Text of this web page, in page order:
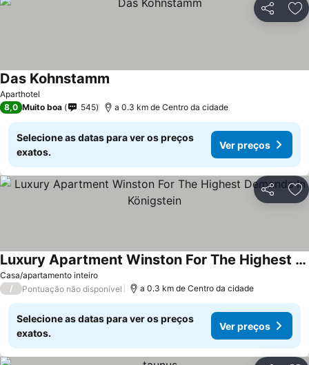
Partilhar
Aparthotel
Das Kohnstamm
8,0 Muito boa 545 a 0.3 km de Centro da cidade
Selecione as datas para ver os preços
exatos.
Ver preços
Partilhar
Casa/apartamento inteiro
Luxury Apartment Winston For The Highest Demands In Königstein
/ Pontuação não disponível a 0.3 km de Centro da cidade
Selecione as datas para ver os preços
exatos.
Ver preços